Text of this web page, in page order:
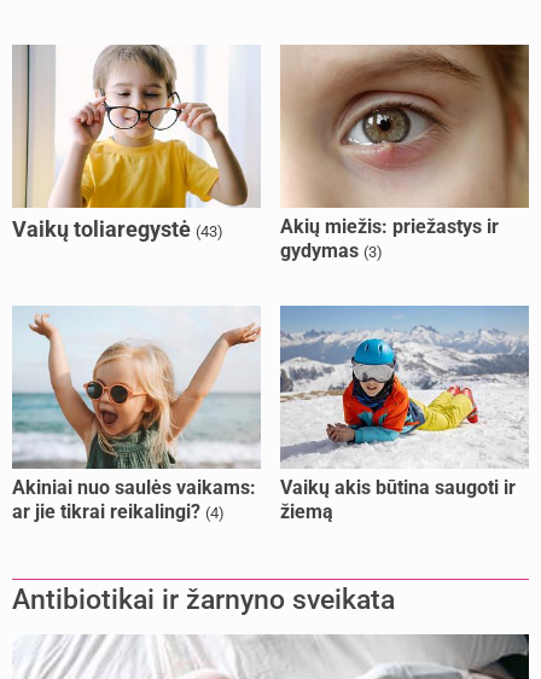
Vaikų toliaregystė (43)
Akių miežis: priežastys ir
gydymas (3)
Akiniai nuo saulės vaikams:
ar jie tikrai reikalingi? (4)
Vaikų akis būtina saugoti ir
žiemą
Antibiotikai ir žarnyno sveikata